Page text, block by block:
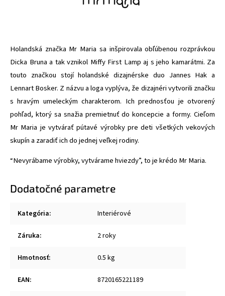
Holandská značka Mr Maria sa inšpirovala obľúbenou rozprávkou
Dicka Bruna a tak vznikol Miffy First Lamp aj s jeho kamarátmi. Za
touto značkou stojíholandské dizajnérske duo Jannes Hak a
Lennart Bosker. Z názvu a loga vyplýva, že dizajnéri vytvorili značku
s hravým umeleckým charakterom. Ich prednosťou je otvorený
pohľad, ktorý sa snažia premietnuť do koncepcie a formy. Cieľom
Mr Maria je vytvárať pútavé výrobky pre deti všetkých vekových
skupín a zaradiť ich do jednej veľkej rodiny.
“Nevyrábame výrobky, vytvárame hviezdy”, to je krédo Mr Maria.
Dodatočné parametre
Kategória: Interiérové
Záruka: 2 roky
Hmotnosť: 0.5 kg
EAN: 8720165221189